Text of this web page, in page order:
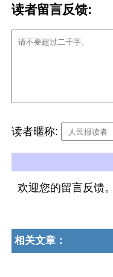
读者留言反馈:
读者暱称:
欢迎您的留言反馈。
相关文章：